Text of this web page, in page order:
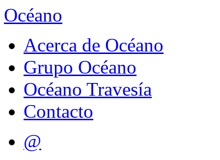
Océano
Acerca de Océano
Grupo Océano
Océano Travesía
Contacto
@